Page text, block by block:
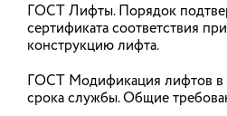
Более 2,8 тыс. новых
актуализированных
внесены в ФСНБ-
ГОСТ Лифты. Порядок
сертификата соответствия
конструкцию лифта.
ГОСТ Модификация лифтов в
срока службы. Общие